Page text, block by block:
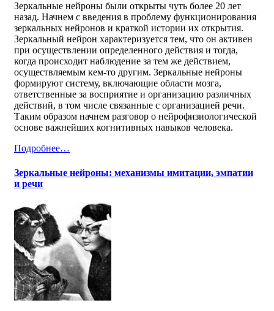
Зеркальные нейроны были открыты чуть более 20 лет
назад. Начнем с введения в проблему функционирования
зеркальных нейронов и краткой истории их открытия.
Зеркальный нейрон характеризуется тем, что он активен
при осуществлении определенного действия и тогда,
когда происходит наблюдение за тем же действием,
осуществляемым кем-то другим. Зеркальные нейроны
формируют систему, включающие области мозга,
ответственные за восприятие и организацию различных
действий, в том числе связанные с организацией речи.
Таким образом начнем разговор о нейрофизиологической
основе важнейших когнитивных навыков человека.
Подробнее…
Зеркальные нейроны: механизмы имитации, эмпатии
и речи